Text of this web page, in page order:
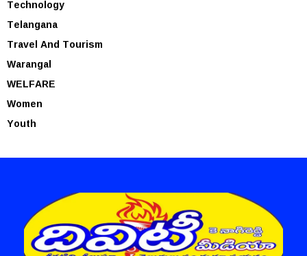
Technology
Telangana
Travel And Tourism
Warangal
WELFARE
Women
Youth